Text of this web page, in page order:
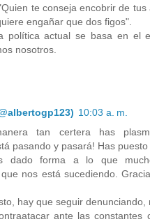
te conseja encobrir de tus
engañar que dos figos".
política actual se basa en el
nosotros.
10:03 a. m.
tan certera has
pasando y pasará! Has
dado forma a lo que
nos está sucediendo.
hay que seguir denunciando,
ante las constantes